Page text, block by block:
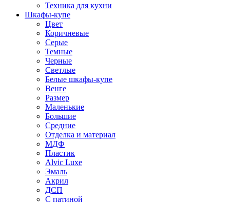
Техника для кухни
Шкафы-купе
Цвет
Коричневые
Серые
Темные
Черные
Светлые
Белые шкафы-купе
Венге
Размер
Маленькие
Большие
Средние
Отделка и материал
МДФ
Пластик
Alvic Luxe
Эмаль
Акрил
ДСП
С патиной